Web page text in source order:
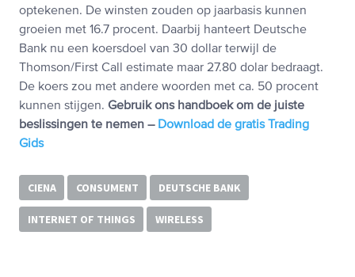
optekenen. De winsten zouden op jaarbasis kunnen
groeien met 16.7 procent. Daarbij hanteert Deutsche
Bank nu een koersdoel van 30 dollar terwijl de
Thomson/First Call estimate maar 27.80 dolar bedraagt.
De koers zou met andere woorden met ca. 50 procent
kunnen stijgen. Gebruik ons handboek om de juiste
beslissingen te nemen – Download de gratis Trading
Gids
CIENA CONSUMENT DEUTSCHE BANK
INTERNET OF THINGS WIRELESS